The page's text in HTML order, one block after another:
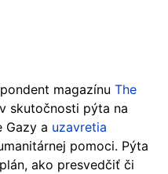
magazínu The
skutočnosti pýta na
Gazy a uzavretia
pomoci. Pýta
ako presvedčiť či